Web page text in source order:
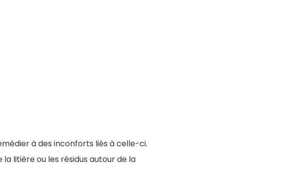
à des inconforts liés à celle-ci.
litière ou les résidus autour de la